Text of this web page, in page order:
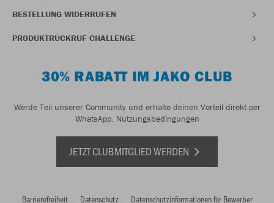
BESTELLUNG WIDERRUFEN
PRODUKTRÜCKRUF CHALLENGE
30% RABATT IM JAKO CLUB
Werde Teil unserer Community und erhalte deinen Vorteil direkt per
WhatsApp. Nutzungsbedingungen
JETZT CLUBMITGLIED WERDEN
Barrierefreiheit Datenschutz Datenschutzinformationen für Bewerber